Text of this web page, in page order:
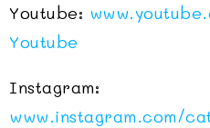
Youtube:
Youtube
Instagram:
www.instagram.com/